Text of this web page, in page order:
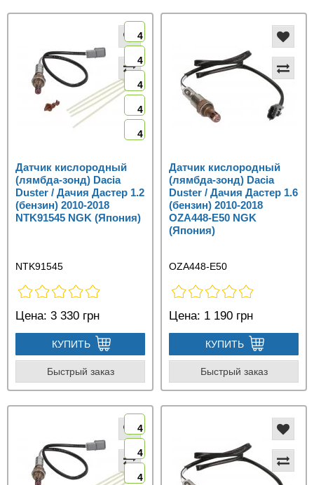
4
4
4
4
4
Датчик кислородный
(лямбда-зонд) Dacia
Duster / Дачия Дастер 1.2
(бензин) 2010-2018
NTK91545 NGK (Япония)
NTK91545
Цена: 3 330 грн
КУПИТЬ
Быстрый заказ
Датчик кислородный
(лямбда-зонд) Dacia
Duster / Дачия Дастер 1.6
(бензин) 2010-2018
OZA448-E50 NGK
(Япония)
OZA448-E50
Цена: 1 190 грн
КУПИТЬ
Быстрый заказ
4
4
4